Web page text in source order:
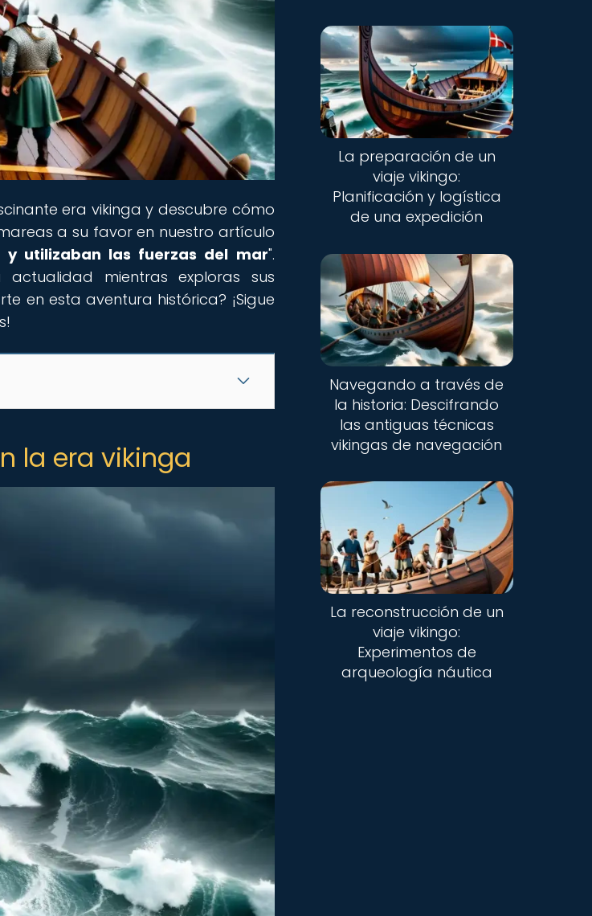
era vikinga y descubre cómo
a su favor en nuestro artículo
y utilizaban las fuerzas del mar".
mientras exploras sus
en esta aventura histórica? ¡Sigue
la era vikinga
La preparación de un
viaje vikingo:
Planificación y logística
de una expedición
Navegando a través de
la historia: Descifrando
las antiguas técnicas
vikingas de navegación
La reconstrucción de un
viaje vikingo:
Experimentos de
arqueología náutica